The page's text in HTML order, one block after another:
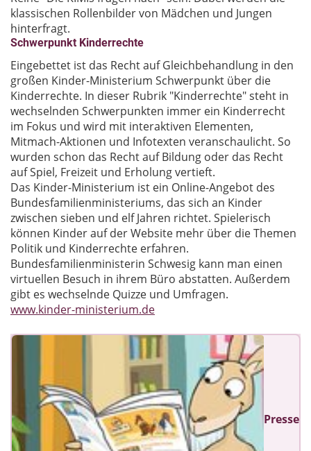
klassischen Rollenbilder von Mädchen und Jungen
hinterfragt.
Schwerpunkt Kinderrechte
Eingebettet ist das Recht auf Gleichbehandlung in den
großen Kinder-Ministerium Schwerpunkt über die
Kinderrechte. In dieser Rubrik "Kinderrechte" steht in
wechselnden Schwerpunkten immer ein Kinderrecht
im Fokus und wird mit interaktiven Elementen,
Mitmach-Aktionen und Infotexten veranschaulicht. So
wurden schon das Recht auf Bildung oder das Recht
auf Spiel, Freizeit und Erholung vertieft.
Das Kinder-Ministerium ist ein Online-Angebot des
Bundesfamilienministeriums, das sich an Kinder
zwischen sieben und elf Jahren richtet. Spielerisch
können Kinder auf der Website mehr über die Themen
Politik und Kinderrechte erfahren.
Bundesfamilienministerin Schwesig kann man einen
virtuellen Besuch in ihrem Büro abstatten. Außerdem
gibt es wechselnde Quizze und Umfragen.
www.kinder-ministerium.de
Presse